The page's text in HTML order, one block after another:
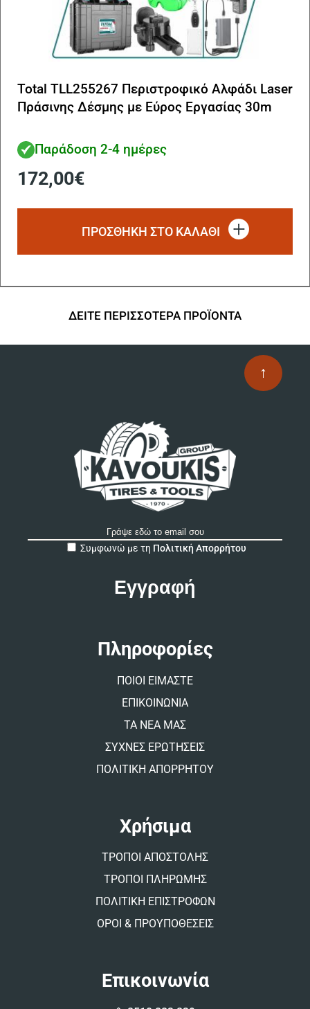
Total TLL255267 Περιστροφικό Αλφάδι Laser
Πράσινης Δέσμης με Εύρος Εργασίας 30m
Παράδοση 2-4 ημέρες
172,00€
ΠΡΟΣΘΗΚΗ ΣΤΟ ΚΑΛΑΘΙ
ΔΕΙΤΕ ΠΕΡΙΣΣΟΤΕΡΑ ΠΡΟΪΟΝΤΑ
↑
Συμφωνώ με τη Πολιτική Απορρήτου
Πληροφορίες
ΠΟΙΟΙ ΕΙΜΑΣΤΕ
ΕΠΙΚΟΙΝΩΝΙΑ
ΤΑ ΝΕΑ ΜΑΣ
ΣΥΧΝΕΣ ΕΡΩΤΗΣΕΙΣ
ΠΟΛΙΤΙΚΗ ΑΠΟΡΡΗΤΟΥ
Χρήσιμα
ΤΡΟΠΟΙ ΑΠΟΣΤΟΛΗΣ
ΤΡΟΠΟΙ ΠΛΗΡΩΜΗΣ
ΠΟΛΙΤΙΚΗ ΕΠΙΣΤΡΟΦΩΝ
ΟΡΟΙ & ΠΡΟΥΠΟΘΕΣΕΙΣ
Επικοινωνία